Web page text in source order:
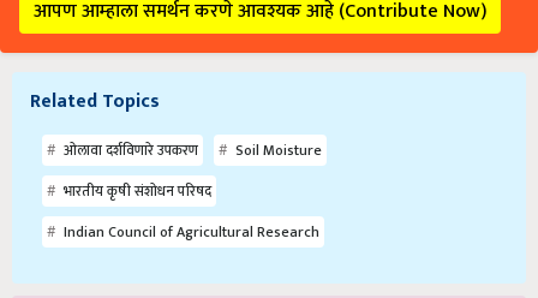
आपण आम्हाला समर्थन करणे आवश्यक आहे (Contribute Now)
Related Topics
ओलावा दर्शविणारे उपकरण
Soil Moisture
भारतीय कृषी संशोधन परिषद
Indian Council of Agricultural Research